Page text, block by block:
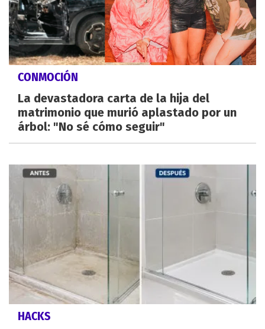
CONMOCIÓN
La devastadora carta de la hija del
matrimonio que murió aplastado por un
árbol: "No sé cómo seguir"
HACKS